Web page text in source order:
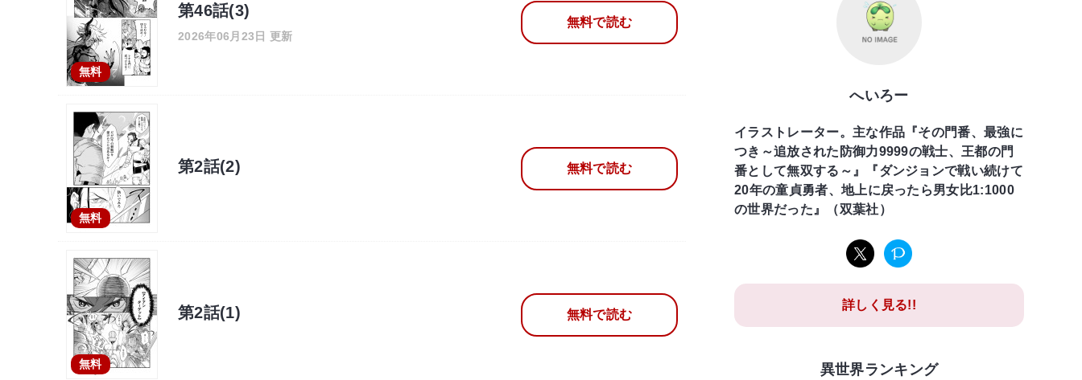
無料
第46話(3)
2026年06月23日 更新
無料で読む
無料
第2話(2) 無料で読む
無料
第2話(1) 無料で読む
へいろー
イラストレーター。主な作品『その門番、最強に
つき～追放された防御力9999の戦士、王都の門
番として無双する～』『ダンジョンで戦い続けて
20年の童貞勇者、地上に戻ったら男女比1:1000
の世界だった』（双葉社）
詳しく見る!!
異世界ランキング